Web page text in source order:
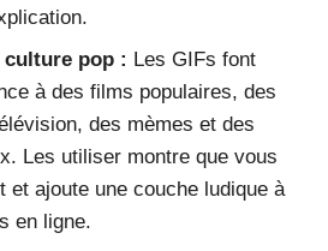
culture pop : Les GIFs font
à des films populaires, des
des mèmes et des
Les utiliser montre que vous
et ajoute une couche ludique à
en ligne.